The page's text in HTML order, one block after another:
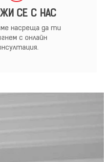
СЕ С НАС
насреща да ти
с онлайн